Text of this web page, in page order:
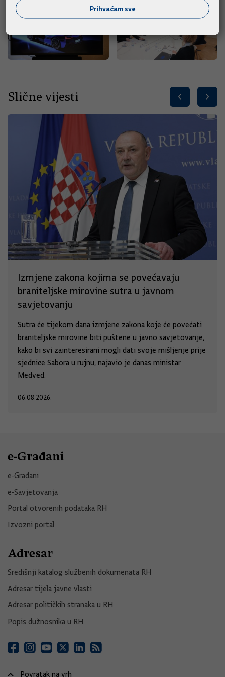
Slične vijesti
Izmjene zakona kojima se povećavaju
braniteljske mirovine sutra u javnom
savjetovanju
Sutra će tijekom dana izmjene zakona koje će povećati
braniteljske mirovine biti puštene u javno savjetovanje,
kako bi svi zainteresirani mogli dati svoje mišljenje prije
sjednice Sabora u rujnu, najavio je danas ministar
Medved.
06.08.2026.
e-Građani
e-Građani
e-Savjetovanja
Portal otvorenih podataka RH
Izvozni portal
Adresar
Središnji katalog službenih dokumenata RH
Adresar tijela javne vlasti
Adresar političkih stranaka u RH
Popis dužnosnika u RH
Povratak na vrh
Prihvaćam sve